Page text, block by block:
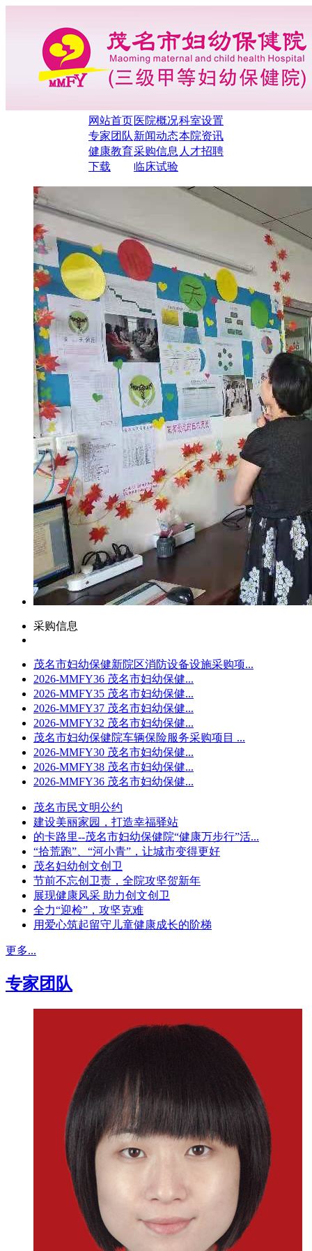
网站首页医院概况科室设置
专家团队 新闻动态本院资讯
健康教育采购信息 人才招聘
下载
临床试验
采购信息
茂名市妇幼保健新院区消防设备设施采购项...
2026-MMFY36 茂名市妇幼保健...
2026-MMFY35 茂名市妇幼保健...
2026-MMFY37 茂名市妇幼保健...
2026-MMFY32 茂名市妇幼保健...
茂名市妇幼保健院车辆保险服务采购项目 ...
2026-MMFY30 茂名市妇幼保健...
2026-MMFY38 茂名市妇幼保健...
2026-MMFY36 茂名市妇幼保健...
茂名市民文明公约
建设美丽家园，打造幸福驿站
的卡路里--茂名市妇幼保健院“健康万步行”活...
“拾荒跑”、“河小青”，让城市变得更好
茂名妇幼创文创卫
节前不忘创卫责，全院攻坚贺新年
展现健康风采 助力创文创卫
全力“迎检”，攻坚克难
用爱心筑起留守儿童健康成长的阶梯
更多...
专家团队